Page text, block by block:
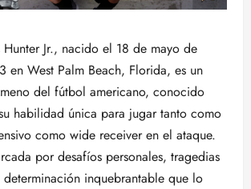
Hunter Jr., nacido el 18 de mayo de
en West Palm Beach, Florida, es un
del fútbol americano, conocido
habilidad única para jugar tanto como
como wide receiver en el ataque.
por desafíos personales, tragedias
inquebrantable que lo